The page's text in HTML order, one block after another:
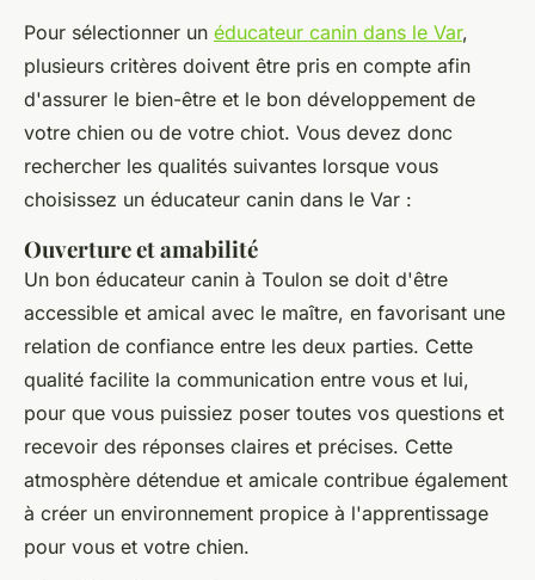
Pour sélectionner un éducateur canin dans le Var,
plusieurs critères doivent être pris en compte afin
d'assurer le bien-être et le bon développement de
votre chien ou de votre chiot. Vous devez donc
rechercher les qualités suivantes lorsque vous
choisissez un éducateur canin dans le Var :
Ouverture et amabilité
Un bon éducateur canin à Toulon se doit d'être
accessible et amical avec le maître, en favorisant une
relation de confiance entre les deux parties. Cette
qualité facilite la communication entre vous et lui,
pour que vous puissiez poser toutes vos questions et
recevoir des réponses claires et précises. Cette
atmosphère détendue et amicale contribue également
à créer un environnement propice à l'apprentissage
pour vous et votre chien.